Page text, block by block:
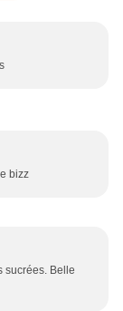
bizz
sucrées. Belle